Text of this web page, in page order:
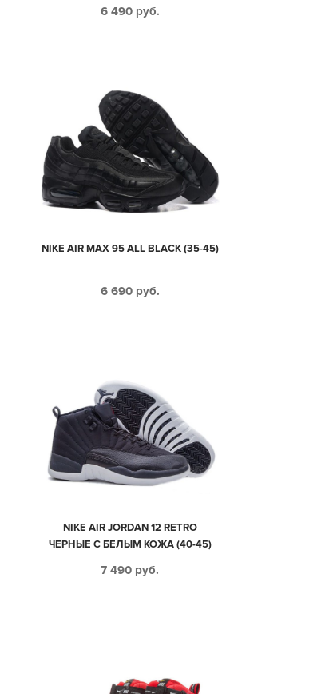
6 490 руб.
NIKE AIR MAX 95 ALL BLACK (35-45)
6 690 руб.
NIKE AIR JORDAN 12 RETRO
ЧЕРНЫЕ С БЕЛЫМ КОЖА (40-45)
7 490 руб.